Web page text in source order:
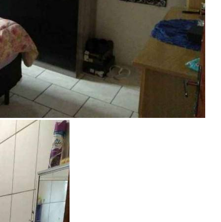
Ver Detalhes
R$ 260.000
Casa
Jardim Nova Esperança
3 Quartos
1 Banheiro